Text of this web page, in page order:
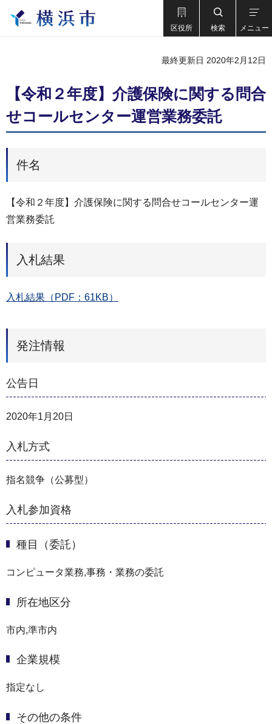
区役所 検索 メニュー
最終更新日 2020年2月12日
【令和２年度】介護保険に関する問合
せコールセンター運営業務委託
件名
【令和２年度】介護保険に関する問合せコールセンター運
営業務委託
入札結果
入札結果（PDF：61KB）
発注情報
公告日
2020年1月20日
入札方式
指名競争（公募型）
入札参加資格
種目（委託）
コンピュータ業務,事務・業務の委託
所在地区分
市内,準市内
企業規模
指定なし
その他の条件